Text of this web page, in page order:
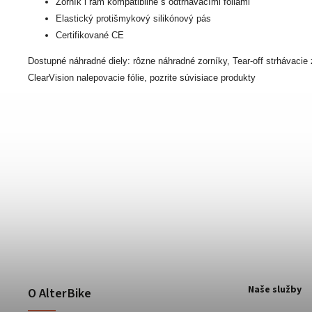
Elastický protišmykový silikónový pás
Certifikované CE
Dostupné náhradné diely: rôzne náhradné zorníky, Tear-off strhávacie
ClearVision nalepovacie fólie, pozrite súvisiace produkty
O AlterBike Naše služby